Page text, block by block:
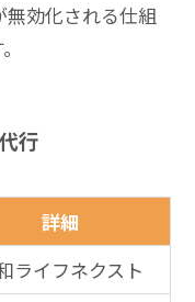
効化される仕組
行
詳細
ライフネクスト